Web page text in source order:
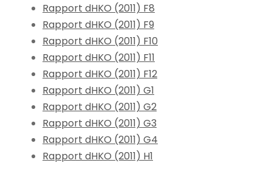
Rapport dHKO (2011) F8
Rapport dHKO (2011) F9
Rapport dHKO (2011) F10
Rapport dHKO (2011) F11
Rapport dHKO (2011) F12
Rapport dHKO (2011) G1
Rapport dHKO (2011) G2
Rapport dHKO (2011) G3
Rapport dHKO (2011) G4
Rapport dHKO (2011) H1